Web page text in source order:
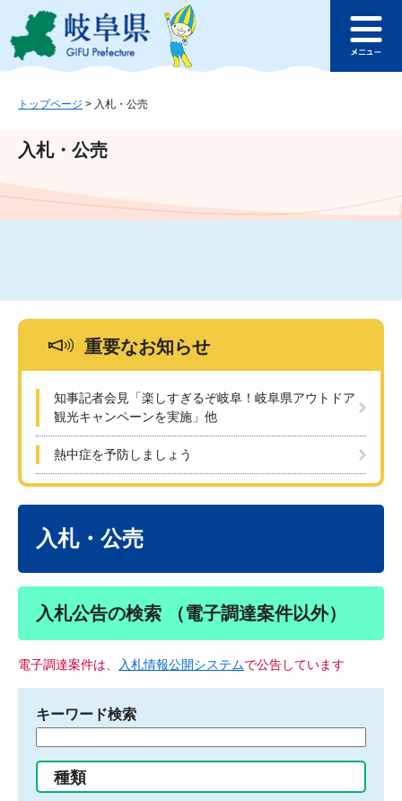
ジ
ュ
文
このページの本文へ
ュ
トップページ > 入札・公売
入札・公売
重要なお知らせ
知事記者会見「楽しすぎるぞ岐阜！岐阜県アウトドア
観光キャンペーンを実施」他
熱中症を予防しましょう
入札・公売
入札公告の検索 （電子調達案件以外）
電子調達案件は、 入札情報公開システムで公告しています
キーワード検索
る
種類